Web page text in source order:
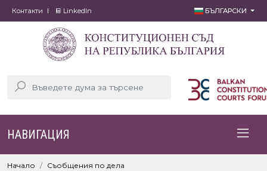
Контакти LinkedIn БЪЛГАРСКИ
НАВИГАЦИЯ
Начало
Съобщения по дела